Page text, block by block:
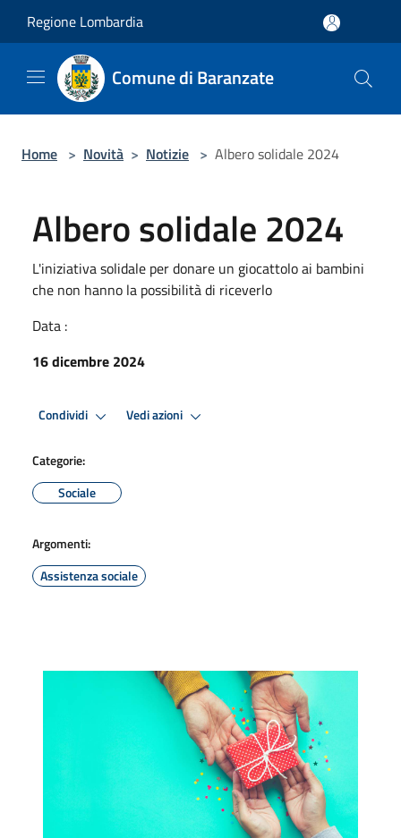
Regione Lombardia
Comune di Baranzate
Home > Novità > Notizie > Albero solidale 2024
Albero solidale 2024
L'iniziativa solidale per donare un giocattolo ai bambini
che non hanno la possibilità di riceverlo
Data :
16 dicembre 2024
Condividi Vedi azioni
Categorie:
Sociale
Argomenti:
Assistenza sociale